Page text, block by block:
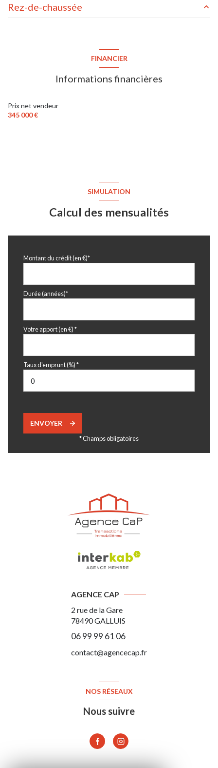
Rez-de-chaussée
FINANCIER
Informations financières
Prix net vendeur
345 000 €
SIMULATION
Calcul des mensualités
Montant du crédit (en €)*
Durée (années)*
Votre apport (en €) *
Taux d'emprunt (%) *
ENVOYER
* Champs obligatoires
AGENCE CAP
2 rue de la Gare
78490GALLUIS
06 99 99 61 06
contact@agencecap.fr
NOS RÉSEAUX
Nous suivre